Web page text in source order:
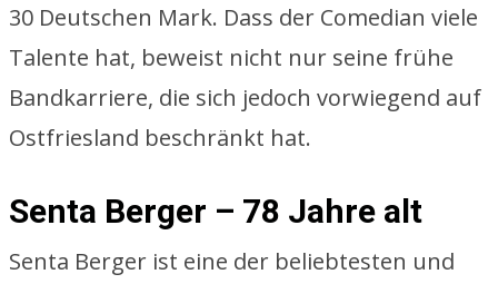
30 Deutschen Mark. Dass der Comedian viele
Talente hat, beweist nicht nur seine frühe
Bandkarriere, die sich jedoch vorwiegend auf
Ostfriesland beschränkt hat.
Senta Berger – 78 Jahre alt
Senta Berger ist eine der beliebtesten und